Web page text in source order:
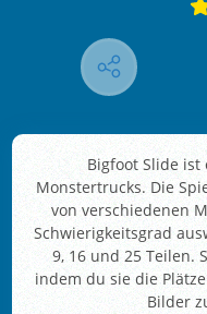
Bigfoot Slide
Monstertrucks. Die
von verschiedenen
Schwierigkeitsgrad
9, 16 und 25 Teilen.
indem du sie die
Bilder